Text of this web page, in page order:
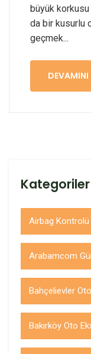
büyük korkusu
da bir kusurlu
geçmek...
DEVAMINI
Kategoriler
Airbag Kontrolü
Arabamcom
Bahçelievler
Bakırköy Oto